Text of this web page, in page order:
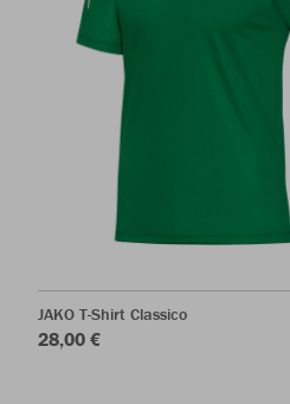
JAKO T-Shirt Classico
28,00 €